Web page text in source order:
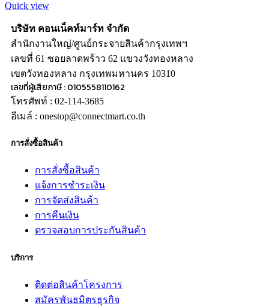
Quick view
บริษัท คอนเน็คท์มาร์ท จำกัด
สำนักงานใหญ่/ศูนย์กระจายสินค้ากรุงเทพฯ
เลขที่ 61 ซอยลาดพร้าว 62 แขวงวังทองหลาง
เขตวังทองหลาง กรุงเทพมหานคร 10310
เลขที่ผู้เสียภาษี : 0105558110162
โทรศัพท์ : 02-114-3685
อีเมล์ : onestop@connectmart.co.th
การสั่งซื้อสินค้า
การสั่งซื้อสินค้า
แจ้งการชำระเงิน
การจัดส่งสินค้า
การคืนเงิน
ตรวจสอบการประกันสินค้า
บริการ
ติดต่อสินค้าโครงการ
สมัครพันธมิตรธุรกิจ